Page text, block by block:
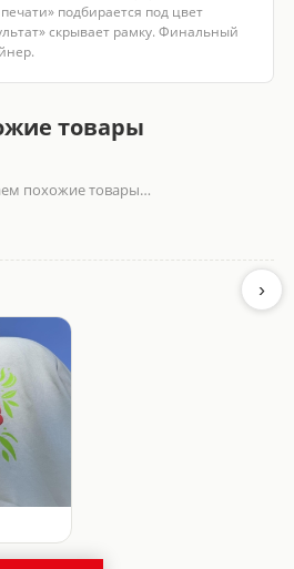
подбирается под цвет
скрывает рамку. Финальный
товары
похожие товары…
›